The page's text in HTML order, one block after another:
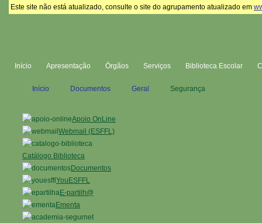
Este site não está atualizado, consulte o site do agrupamento atualizado em
Início Apresentação Órgãos Serviços Biblioteca Escolar
Apoio OnLine
Webmail (ESFFL)
Catálogo Biblioteca
Documentos
YouESFFL
E-partilh@
Ementa
Início Documentos Geral Segurança